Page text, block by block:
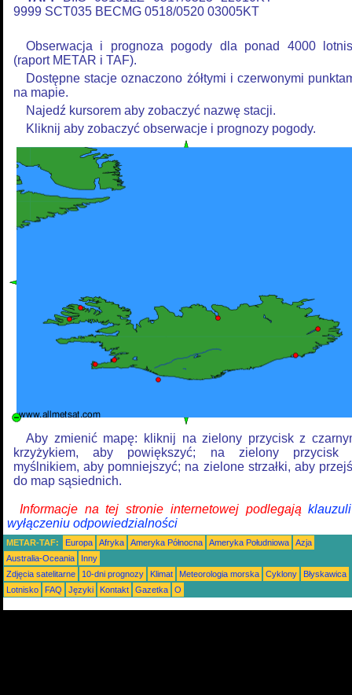
9999 SCT035 BECMG 0518/0520 03005KT
Obserwacja i prognoza pogody dla ponad 4000
(raport METAR i TAF).
Dostępne stacje oznaczono żółtymi i czerwonymi
na mapie.
Najedź kursorem aby zobaczyć nazwę stacji.
Kliknij aby zobaczyć obserwacje i prognozy pogody.
Aby zmienić mapę: kliknij na zielony przycisk z
krzyżykiem, aby powiększyć; na zielony przycisk
myślnikiem, aby pomniejszyć; na zielone strzałki, aby
do map sąsiednich.
Informacje na tej stronie internetowej podlegają
wyłączeniu odpowiedzialności
METAR-TAF: Europa Afryka Ameryka Północna Ameryka Południowa
Azja
Australia-Oceania
Inny
Zdjęcia satelitarne
10-dni prognozy Klimat Meteorologia morska Cyklony
Błyskawica
Lotnisko
FAQ Języki Kontakt Gazetka O